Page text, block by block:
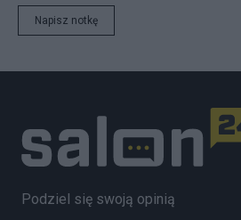
Napisz notkę
Podziel się swoją opinią